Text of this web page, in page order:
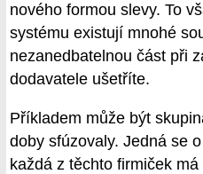
nového formou slevy. To
systému existují mnohé
nezanedbatelnou část při
dodavatele ušetříte.
Příkladem může být
doby sfúzovaly. Jedná se
každá z těchto firmiček